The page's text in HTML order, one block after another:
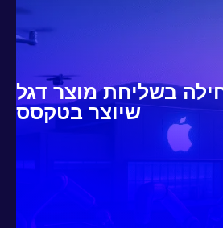
בשליחת מוצר דגל
שיוצר בטקסס